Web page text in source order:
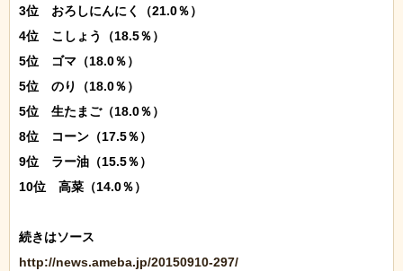
3位　おろしにんにく（21.0％）
4位　こしょう（18.5％）
5位　ゴマ（18.0％）
5位　のり（18.0％）
5位　生たまご（18.0％）
8位　コーン（17.5％）
9位　ラー油（15.5％）
10位　高菜（14.0％）
http://news.ameba.jp/20150910-297/